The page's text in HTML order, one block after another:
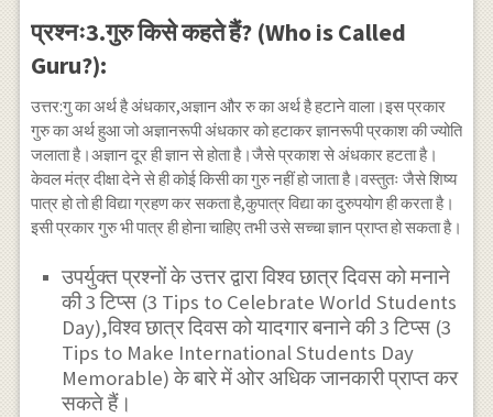
प्रश्नः3.गुरु किसे कहते हैं? (Who is Called
Guru?):
उत्तर:गु का अर्थ है अंधकार,अज्ञान और रु का अर्थ है हटाने वाला।इस प्रकार
गुरु का अर्थ हुआ जो अज्ञानरूपी अंधकार को हटाकर ज्ञानरूपी प्रकाश की ज्योति
जलाता है।अज्ञान दूर ही ज्ञान से होता है।जैसे प्रकाश से अंधकार हटता है।
केवल मंत्र दीक्षा देने से ही कोई किसी का गुरु नहीं हो जाता है।वस्तुतः जैसे शिष्य
पात्र हो तो ही विद्या ग्रहण कर सकता है,कुपात्र विद्या का दुरुपयोग ही करता है।
इसी प्रकार गुरु भी पात्र ही होना चाहिए तभी उसे सच्चा ज्ञान प्राप्त हो सकता है।
उपर्युक्त प्रश्नों के उत्तर द्वारा विश्व छात्र दिवस को मनाने
की 3 टिप्स (3 Tips to Celebrate World Students
Day),विश्व छात्र दिवस को यादगार बनाने की 3 टिप्स (3
Tips to Make International Students Day
Memorable) के बारे में ओर अधिक जानकारी प्राप्त कर
सकते हैं।